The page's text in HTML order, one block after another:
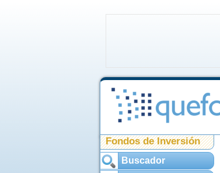
Fondos de Inversión
Buscador